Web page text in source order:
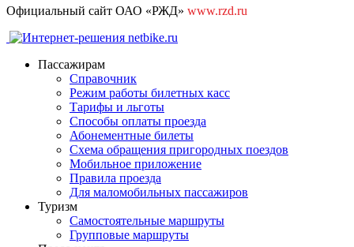
Официальный сайт ОАО «РЖД» www.rzd.ru
Пассажирам
Справочник
Режим работы билетных касс
Тарифы и льготы
Способы оплаты проезда
Абонементные билеты
Схема обращения пригородных поездов
Мобильное приложение
Правила проезда
Для маломобильных пассажиров
Туризм
Самостоятельные маршруты
Групповые маршруты